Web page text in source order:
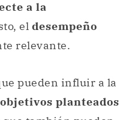
a la
el desempeño
relevante.
pueden influir a la
objetivos planteados